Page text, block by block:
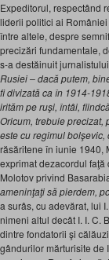
Expeditorul, respectând
liderii politici ai României
între altele, despre
precizări fundamentale,
s-a destăinuit
Rusiei – dacă putem,
fi divizată ca în 1914-
irităm pe ruşi, întâi,
Oricum, trebuie precizat,
este cu regimul
răsăritene în iunie 1940,
exprimat dezacordul
Molotov privind
ameninţaţi să pierdem,
a surâs, cu adevărat, lui
nimeni altul decât I. I. C.
dintre fondatorii şi
gândurilor mărturisite de